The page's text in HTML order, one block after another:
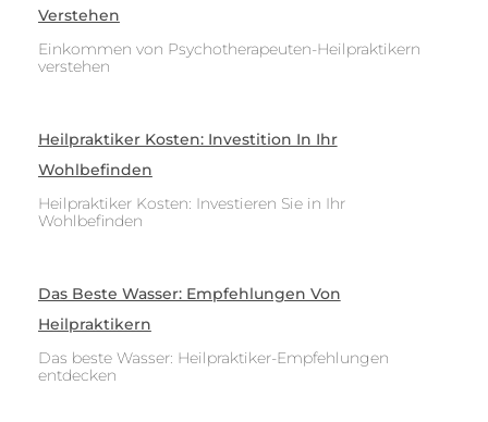
Verstehen
Einkommen von Psychotherapeuten-Heilpraktikern
verstehen
Heilpraktiker Kosten: Investition In Ihr
Wohlbefinden
Heilpraktiker Kosten: Investieren Sie in Ihr
Wohlbefinden
Das Beste Wasser: Empfehlungen Von
Heilpraktikern
Das beste Wasser: Heilpraktiker-Empfehlungen
entdecken